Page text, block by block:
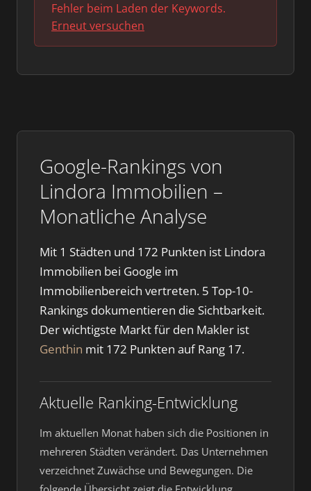
Google-Rankings von
Lindora Immobilien –
Monatliche Analyse
Mit 1 Städten und 172 Punkten ist Lindora
Immobilien bei Google im
Immobilienbereich vertreten. 5 Top-10-
Rankings dokumentieren die Sichtbarkeit.
Der wichtigste Markt für den Makler ist
Genthin mit 172 Punkten auf Rang 17.
Aktuelle Ranking-Entwicklung
Im aktuellen Monat haben sich die Positionen in
mehreren Städten verändert. Das Unternehmen
verzeichnet Zuwächse und Bewegungen. Die
Fehler beim Laden der Keywords.
Erneut versuchen